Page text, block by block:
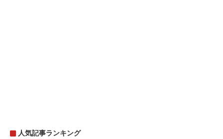
人気記事ランキング